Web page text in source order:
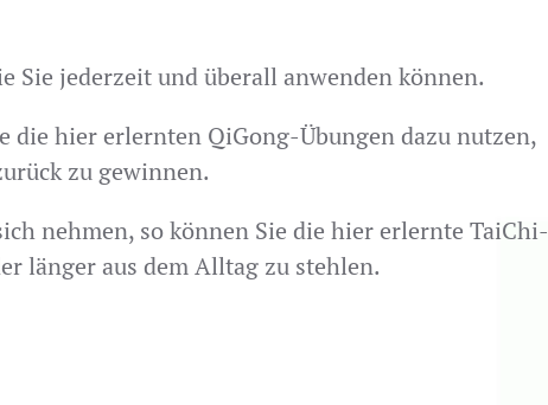
Sie jederzeit und überall anwenden können.
hier erlernten QiGong-Übungen dazu nutzen,
zu gewinnen.
nehmen, so können Sie die hier erlernte TaiChi-
länger aus dem Alltag zu stehlen.